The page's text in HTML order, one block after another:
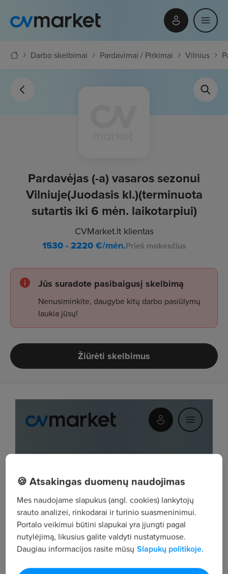
Darbo skelbimai Pardavimai / Pirkimai Vilnius
Pardavėjas (-a) vasaros sezonui
Vilniuje(Juodasis kl.)(terminuota
sutartis iki 6 mėn. laikotarpiui)
CVMarket.lt klientas
1530 - 2220€/mėn.Prieš mokesčius
Jūs suradote pasibaigusį skelbimą
Nenusiminkite, daugybė kitų darbo pasiūlymų
laukia jūsų!
Žiūrėti skelbimus
🍪 Atsakingas duomenų naudojimas
Mes naudojame slapukus (angl. cookies) lankytojų
srauto analizei, rinkodarai ir turinio suasmeninimui.
Portalo veikimui būtini slapukai yra įjungti pagal
nutylėjimą, likusius galite valdyti nustatymuose.
Daugiau informacijos rasite mūsų Slapukų politikoje.